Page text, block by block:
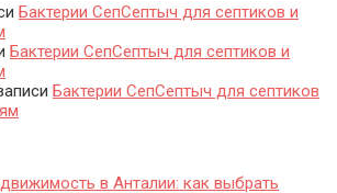
Бактерии СепСептыч для септиков и
Бактерии СепСептыч для септиков и
Бактерии СепСептыч для септиков
в Анталии: как выбрать